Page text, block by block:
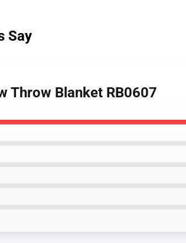
Say
Throw Blanket RB0607